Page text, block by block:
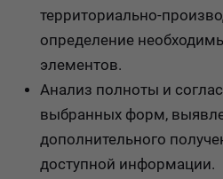
территориально-
определение
элементов.
Анализ полноты и
выбранных форм,
дополнительного
доступной информации.